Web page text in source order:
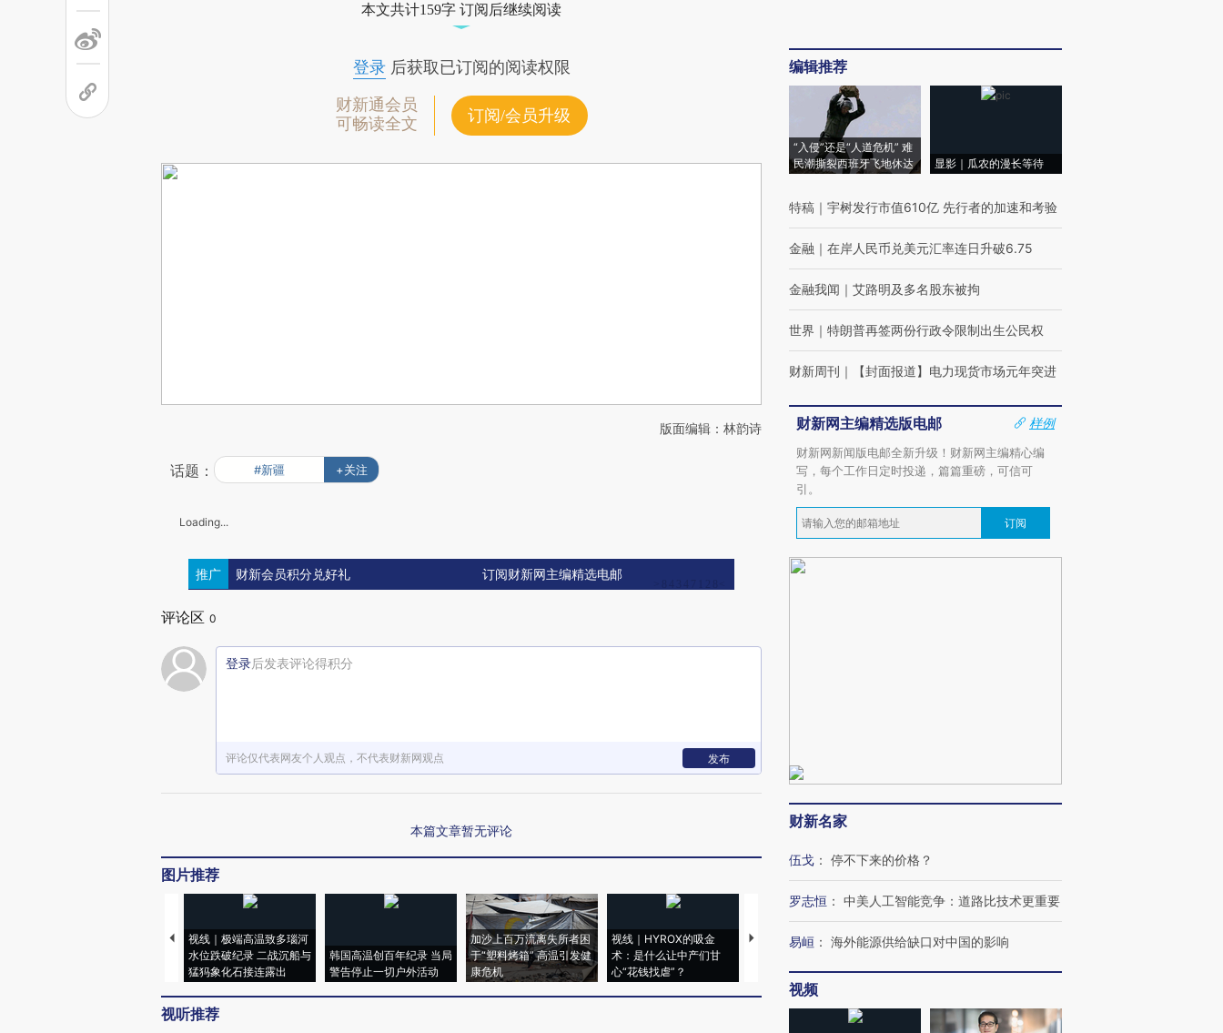
本文共计159字 订阅后继续阅读
登录后获取已订阅的阅读权限
财新通会员
可畅读全文
订阅/会员升级
版面编辑：林韵诗
话题： #新疆 +关注
Loading...
推广 财新会员积分兑好礼 订阅财新网主编精选电邮
评论区 0
登录后发表评论得积分
评论仅代表网友个人观点，不代表财新网观点 发布
本篇文章暂无评论
图片推荐
视线｜极端高温致多瑙河
水位跌破纪录 二战沉船与
猛犸象化石接连露出
韩国高温创百年纪录 当局
警告停止一切户外活动
加沙上百万流离失所者困
于“塑料烤箱” 高温引发健
康危机
视线｜HYROX的吸金
术：是什么让中产们甘
心“花钱找虐”？
马航飞行员跨国走私7万
视线｜被称为“蟑螂”的印
育部长拱下台
飞地休达
视听推荐
编辑推荐
“入侵”还是“人道危机” 难
民潮撕裂西班牙飞地休达
显影｜瓜农的漫长等待
特稿 ｜ 宇树发行市值610亿 先行者的加速和考验
金融 ｜ 在岸人民币兑美元汇率连日升破6.75
金融我闻 ｜ 艾路明及多名股东被拘
世界 ｜ 特朗普再签两份行政令限制出生公民权
财新周刊 ｜ 【封面报道】电力现货市场元年突进
财新网主编精选版电邮
样例
财新网新闻版电邮全新升级！财新网主编精心编
写，每个工作日定时投递，篇篇重磅，可信可
引。
订阅
财新名家
伍戈 ： 停不下来的价格？
罗志恒 ： 中美人工智能竞争：道路比技术更重要
易峘 ： 海外能源供给缺口对中国的影响
视频